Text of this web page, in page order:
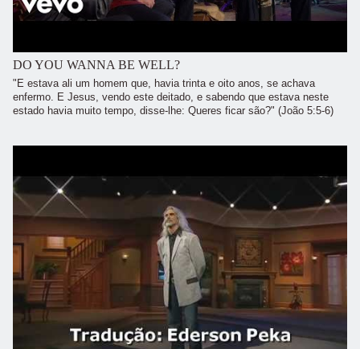
DO YOU WANNA BE WELL?
"E estava ali um homem que, havia trinta e oito anos, se achava
enfermo. E Jesus, vendo este deitado, e sabendo que estava neste
estado havia muito tempo, disse-lhe: Queres ficar são?" (João 5:5-6)